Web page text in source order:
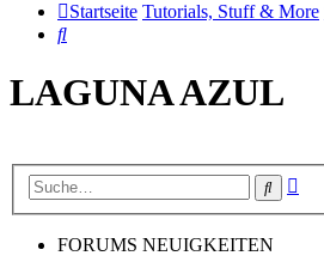
Startseite Tutorials, Stuff & More
Suche
LAGUNA AZUL
Suche
FORUMS NEUIGKEITEN